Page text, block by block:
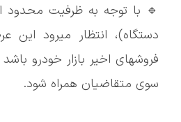
دستگاه)، انتظار میرود این
فروشهای اخیر بازار خودرو باشد
سوی متقاضیان همراه شود.